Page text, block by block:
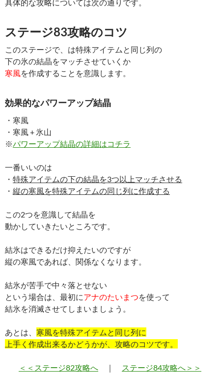
具体的な攻略については次の通りです。
ステージ83攻略のコツ
このステージで、は特殊アイテムと同じ列の
下の氷の結晶をマッチさせていくか
寒風を作成することを意識します。
効果的なパワーアップ結晶
・寒風
・寒風 + 氷山
※パワーアップ結晶の詳細はコチラ
一番いいのは
・ 特殊アイテムの下の結晶を3つ以上マッチさせる
・ 縦の寒風を特殊アイテムの同じ列に作成する
この2つを意識して結晶を
動かしていきたいところです。
結氷はできるだけ抑えたいのですが
縦の寒風であれば、関係なくなります。
結氷が苦手で中々落とせない
という場合は、最初にアナのたいまつを使って
結氷を消滅させてしまいましょう。
あとは、 寒風を特殊アイテムと同じ列に
上手く作成出来るかどうかが、攻略のコツです。
＜＜ステージ82攻略へ ｜ ステージ84攻略へ＞＞